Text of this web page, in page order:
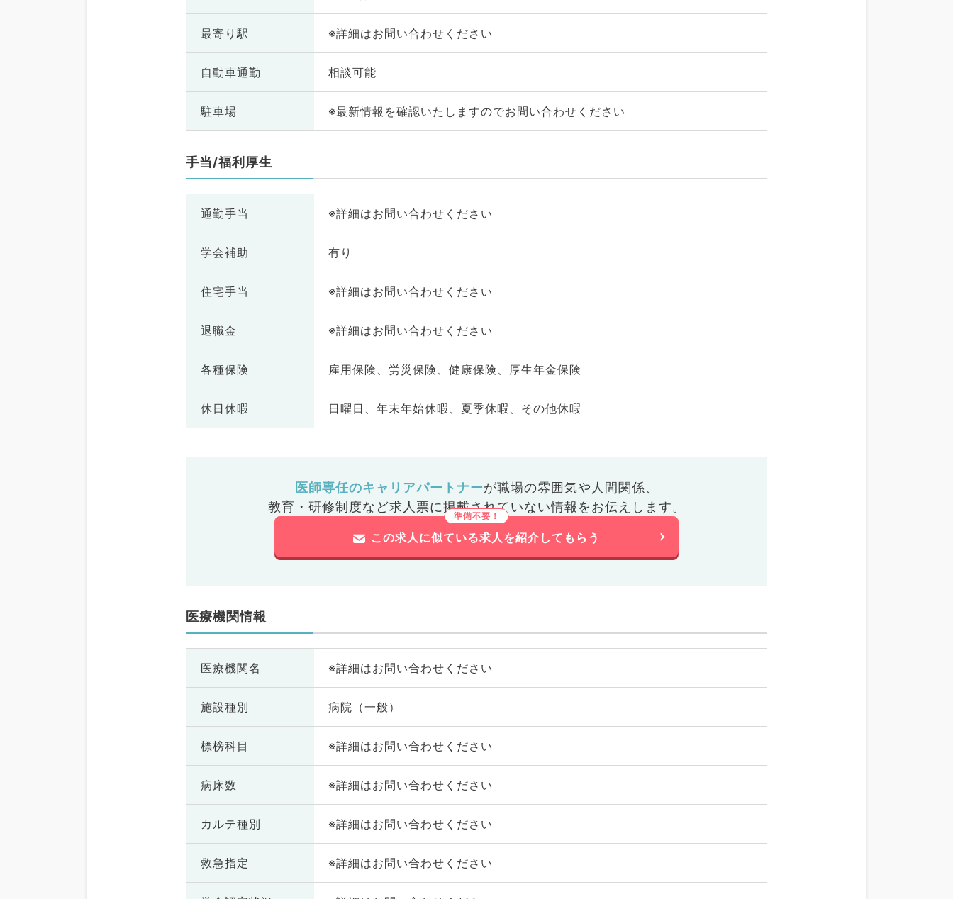
最寄り駅 ※詳細はお問い合わせください
自動車通勤 相談可能
駐車場 ※最新情報を確認いたしますのでお問い合わせください
手当/福利厚生
通勤手当 ※詳細はお問い合わせください
学会補助 有り
住宅手当 ※詳細はお問い合わせください
退職金 ※詳細はお問い合わせください
各種保険 雇用保険、労災保険、健康保険、厚生年金保険
休日休暇 日曜日、年末年始休暇、夏季休暇、その他休暇
医師専任のキャリアパートナーが職場の雰囲気や人間関係、
教育・研修制度など求人票に掲載されていない情報をお伝えします。
この求人に似ている求人を紹介してもらう
医療機関情報
医療機関名 ※詳細はお問い合わせください
施設種別 病院（一般）
標榜科目 ※詳細はお問い合わせください
病床数 ※詳細はお問い合わせください
カルテ種別 ※詳細はお問い合わせください
救急指定 ※詳細はお問い合わせください